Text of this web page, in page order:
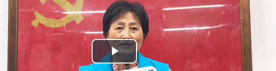
Play